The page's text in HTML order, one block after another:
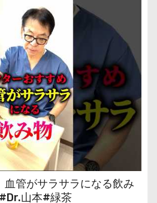
血管がサラサラになる飲み
山本#緑茶